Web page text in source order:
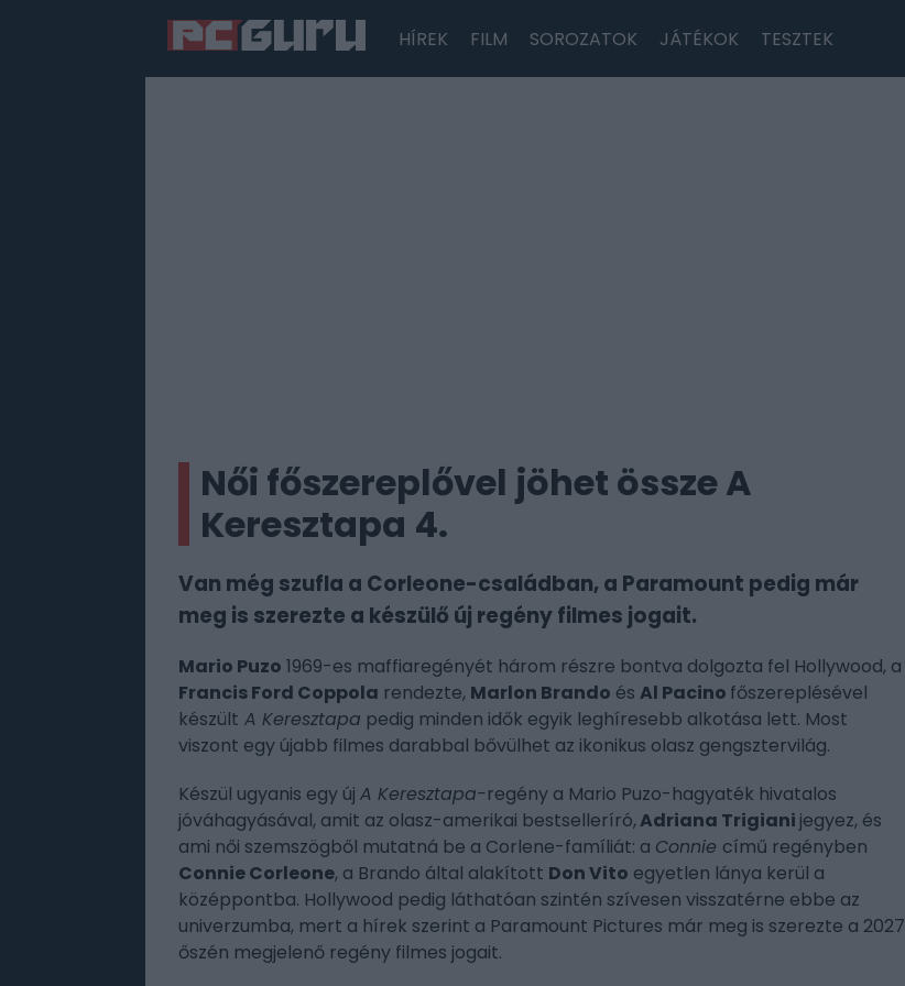
HÍREK FILM SOROZATOK JÁTÉKOK TESZTEK
Női főszereplővel jöhet össze A
Keresztapa 4.
Van még szufla a Corleone-családban, a Paramount pedig már
meg is szerezte a készülő új regény filmes jogait.
Mario Puzo 1969-es maffiaregényét három részre bontva dolgozta fel Hollywood, a
Francis Ford Coppola rendezte, Marlon Brando és Al Pacino főszereplésével
készült A Keresztapa pedig minden idők egyik leghíresebb alkotása lett. Most
viszont egy újabb filmes darabbal bővülhet az ikonikus olasz gengsztervilág.
Készül ugyanis egy új A Keresztapa-regény a Mario Puzo-hagyaték hivatalos
jóváhagyásával, amit az olasz-amerikai bestselleríró,Adriana Trigiani jegyez, és
ami női szemszögből mutatná be a Corlene-famíliát: a Connie című regényben
Connie Corleone, a Brando által alakított Don Vito egyetlen lánya kerül a
középpontba. Hollywood pedig láthatóan szintén szívesen visszatérne ebbe az
univerzumba, mert a hírek szerint a Paramount Pictures már meg is szerezte a 2027
őszén megjelenő regény filmes jogait.